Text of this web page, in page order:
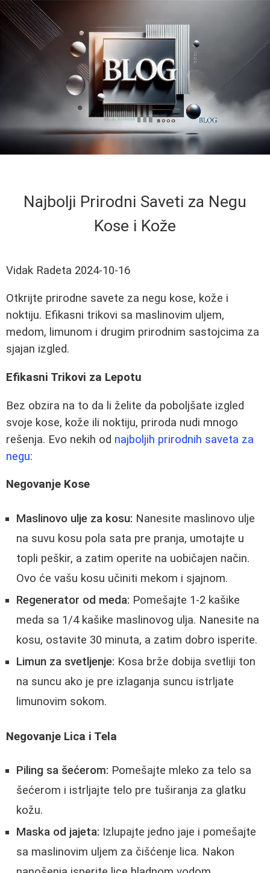
Najbolji Prirodni Saveti za Negu
Kose i Kože
Vidak Radeta 2024-10-16
Otkrijte prirodne savete za negu kose, kože i
noktiju. Efikasni trikovi sa maslinovim uljem,
medom, limunom i drugim prirodnim sastojcima za
sjajan izgled.
Efikasni Trikovi za Lepotu
Bez obzira na to da li želite da poboljšate izgled
svoje kose, kože ili noktiju, priroda nudi mnogo
rešenja. Evo nekih od najboljih prirodnih saveta za
negu:
Negovanje Kose
Maslinovo ulje za kosu: Nanesite maslinovo ulje
na suvu kosu pola sata pre pranja, umotajte u
topli peškir, a zatim operite na uobičajen način.
Ovo će vašu kosu učiniti mekom i sjajnom.
Regenerator od meda: Pomešajte 1-2 kašike
meda sa 1/4 kašike maslinovog ulja. Nanesite na
kosu, ostavite 30 minuta, a zatim dobro isperite.
Limun za svetljenje: Kosa brže dobija svetliji ton
na suncu ako je pre izlaganja suncu istrljate
limunovim sokom.
Negovanje Lica i Tela
Piling sa šećerom: Pomešajte mleko za telo sa
šećerom i istrljajte telo pre tuširanja za glatku
kožu.
Maska od jajeta: Izlupajte jedno jaje i pomešajte
sa maslinovim uljem za čišćenje lica. Nakon